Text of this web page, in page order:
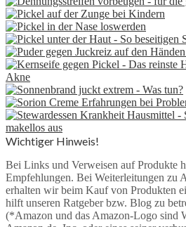
Wichtiger Hinweis!
Bei Links und Verweisen auf Produkte
Empfehlungen. Bei Weiterleitungen zu
erhalten wir beim Kauf von Produkten
hilft unseren Ratgeber bzw. Blog zu
(*Amazon und das Amazon-Logo sind